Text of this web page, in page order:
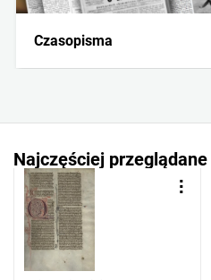
Czasopisma
Najczęściej przeglądane